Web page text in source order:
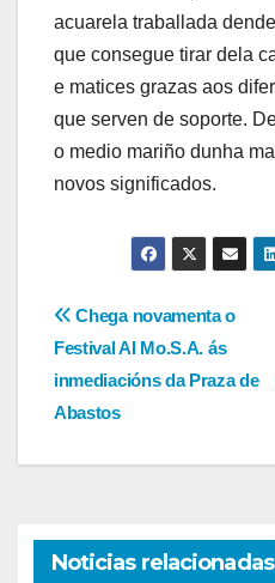
acuarela traballada
que consegue tirar dela
e matices grazas aos
que serven de soporte.
o medio mariño dunha
novos significados.
Navegación
de
entradas
Chega novamenta o
Festival AI Mo.S.A. ás
inmediacións da Praza de
Abastos
Noticias relacionadas